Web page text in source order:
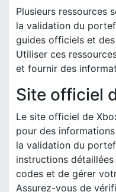
Plusieurs ressources
la validation du
guides officiels et
Utiliser ces
et fournir des
Site officiel
Le site officiel de
pour des
la validation du
instructions
codes et de gérer
Assurez-vous de